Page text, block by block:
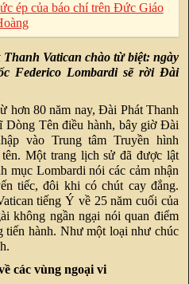
Vatican chào từ biệt: ngày
Federico Lombardi sẽ rời Đài
hơn 80 năm nay, Đài Phát Thanh
Dòng Tên điều hành, bây giờ Đài
vào Trung tâm Truyền hình
Một trang lịch sử đã được lật
mục Lombardi nói các cảm nhận
tiếc, đôi khi có chút cay đắng.
tiếng Ý về 25 năm cuối của
không ngần ngại nói quan điểm
tiến hành. Như một loại như chúc
các vùng ngoại vi